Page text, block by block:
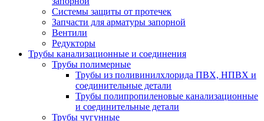
Системы защиты от протечек
Запчасти для арматуры запорной
Вентили
Редукторы
Трубы канализационные и соединения
Трубы полимерные
Трубы из поливинилхлорида ПВХ, НПВХ и
соединительные детали
Трубы полипропиленовые канализационные
и соединительные детали
Трубы чугунные